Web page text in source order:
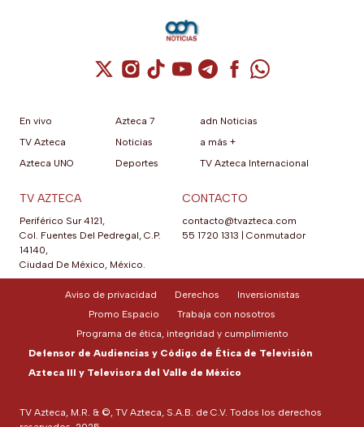
Cuenta de X / Twitter (se abre en una
Cuenta de Instagram (se abre en una
Cuenta de TikTok (se abre en
Cuenta de YouTube (se abre
Cuenta de Telegram (se
Cuenta de
Cuenta de
En vivo
TV Azteca
Azteca UNO
Azteca 7
Noticias
Deportes
adn Noticias
a más +
TV Azteca Internacional
TV AZTECA
Periférico Sur 4121,
Col. Fuentes Del Pedregal, C.P.
14140,
Ciudad De México, México.
CONTACTO
contacto@tvazteca.com
55 1720 1313
Conmutador
TV Azteca, M.R. & ©, TV Azteca, S.A.B. de C.V. Todos los derechos
Aviso de privacidad Derechos
Inversionistas
Promo Espacio
Trabaja con nosotros
Programa de ética, integridad y cumplimiento
Defensor de Audiencias y Código de Ética de Televisión
Azteca III y Televisora del Valle de México